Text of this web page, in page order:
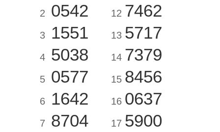
2 0542
3 1551
4 5038
5 0577
6 1642
7 8704
12 7462
13 5717
14 7379
15 8456
16 0637
17 5900